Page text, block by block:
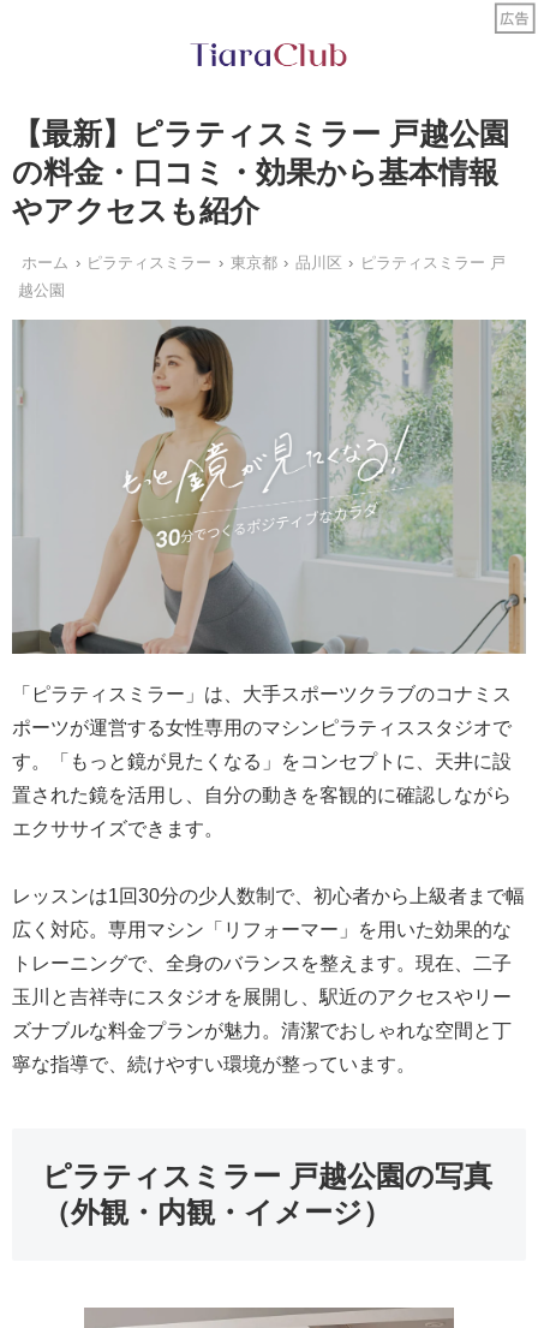
【最新】ピラティスミラー 戸越公園
の料金・口コミ・効果から基本情報
やアクセスも紹介
ホーム ピラティスミラー 東京都 品川区
ピラティスミラー 戸
越公園
「ピラティスミラー」は、大手スポーツクラブのコナミス
ポーツが運営する女性専用のマシンピラティススタジオで
す。「もっと鏡が見たくなる」をコンセプトに、天井に設
置された鏡を活用し、自分の動きを客観的に確認しながら
エクササイズできます。
レッスンは1回30分の少人数制で、初心者から上級者まで幅
広く対応。専用マシン「リフォーマー」を用いた効果的な
トレーニングで、全身のバランスを整えます。現在、二子
玉川と吉祥寺にスタジオを展開し、駅近のアクセスやリー
ズナブルな料金プランが魅力。清潔でおしゃれな空間と丁
寧な指導で、続けやすい環境が整っています。
ピラティスミラー 戸越公園の写真
（外観・内観・イメージ）